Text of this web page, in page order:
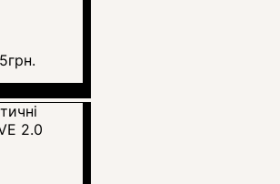
грн.